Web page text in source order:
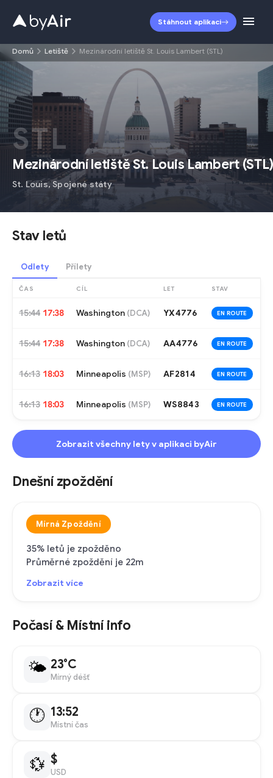
Stáhnout aplikaci
Domů Letiště Mezinárodní letiště St. Louis Lambert (STL)
STL
Mezinárodní letiště St. Louis Lambert(STL
St. Louis,Spojené státy
Stav letů
Odlety Přílety
ČAS CÍL LET STAV
15:44 17:38 Washington (DCA) YX4776 EN ROUTE
15:44 17:38 Washington (DCA) AA4776 EN ROUTE
16:13 18:03 Minneapolis (MSP) AF2814 EN ROUTE
16:13 18:03 Minneapolis (MSP) WS8843 EN ROUTE
Zobrazit všechny lety v aplikaci byAir
Dnešní zpoždění
Mírná Zpoždění
35% letů je zpožděno
Průměrné zpoždění je 22m
Zobrazit více
Počasí & Místní info
🌤 23°C
Mírný déšť
🕐 13:52
Místní čas
💱 $
USD